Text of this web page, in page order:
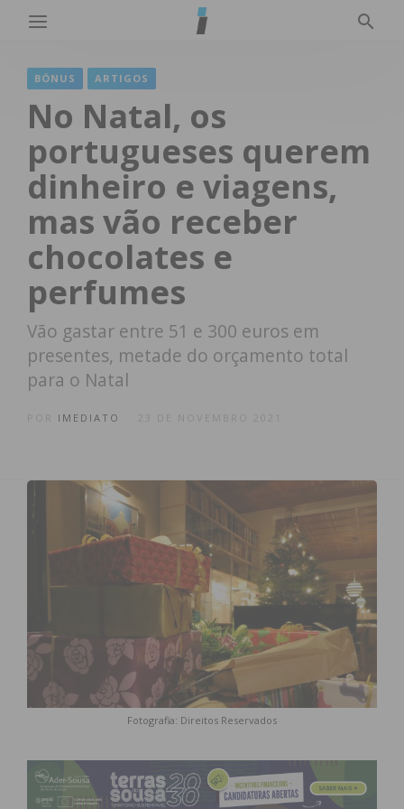
BÓNUS ARTIGOS
No Natal, os
portugueses querem
dinheiro e viagens,
mas vão receber
chocolates e
perfumes
Vão gastar entre 51 e 300 euros em
presentes, metade do orçamento total
para o Natal
IMEDIATO
Fotografia: Direitos Reservados